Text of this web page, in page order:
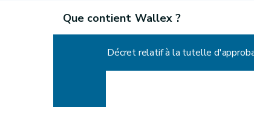
Que contient Wallex ?